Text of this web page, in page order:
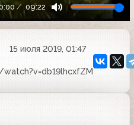
09:22
15 июля 2019, 01:47